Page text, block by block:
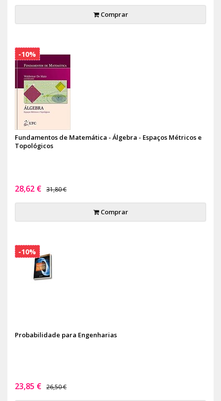
Comprar
Fundamentos de Matemática - Álgebra - Espaços Métricos e
Topológicos
28,62 € 31,80 €
Comprar
-10%
Probabilidade para Engenharias
23,85 € 26,50 €
-10%